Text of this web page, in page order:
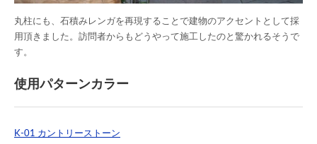
丸柱にも、石積みレンガを再現することで建物のアクセントとして採
用頂きました。訪問者からもどうやって施工したのと驚かれるそうで
す。
使用パターンカラー
K-01 カントリーストーン